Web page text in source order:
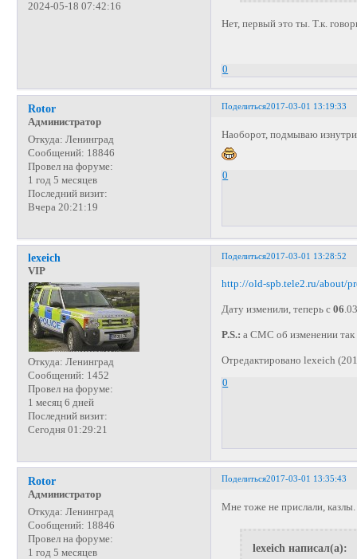
2024-05-18 07:42:16
Нет, первый это ты. Т.к.
0
Поделиться2017-03-01 13:19:33
Rotor
Администратор
Откуда: Ленинград
Сообщений: 18846
Провел на форуме:
1 год 5 месяцев
Последний визит:
Вчера 20:21:19
Наоборот, подмываю
0
Поделиться2017-03-01 13:28:52
lexeich
VIP
Откуда: Ленинград
Сообщений: 1452
Провел на форуме:
1 месяц 6 дней
Последний визит:
Сегодня 01:29:21
http://old-spb.tele2.ru/about/
Дату изменили, теперь с06
P.S.: а СМС об изменении так
Отредактировано lexeich
0
Поделиться2017-03-01 13:35:43
Rotor
Администратор
Откуда: Ленинград
Сообщений: 18846
Провел на форуме:
1 год 5 месяцев
Мне тоже не прислали, казлы.
lexeich написал(а):